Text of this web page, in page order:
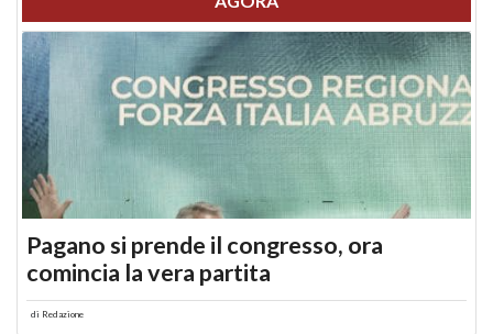
Pagano si prende il congresso, ora
comincia la vera partita
di Redazione